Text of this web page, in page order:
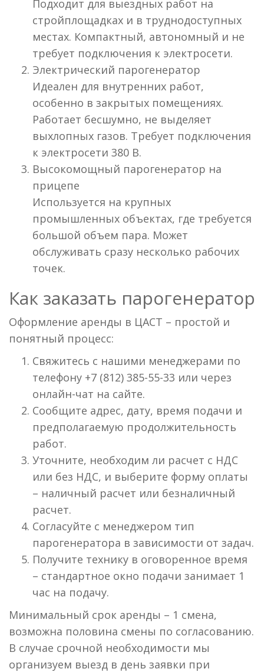
Подходит для выездных работ на
стройплощадках и в труднодоступных
местах. Компактный, автономный и не
требует подключения к электросети.
Электрический парогенератор
Идеален для внутренних работ,
особенно в закрытых помещениях.
Работает бесшумно, не выделяет
выхлопных газов. Требует подключения
к электросети 380 В.
Высокомощный парогенератор на
прицепе
Используется на крупных
промышленных объектах, где требуется
большой объем пара. Может
обслуживать сразу несколько рабочих
точек.
Как заказать парогенератор
Оформление аренды в ЦАСТ – простой и
понятный процесс:
Свяжитесь с нашими менеджерами по
телефону +7 (812) 385-55-33 или через
онлайн-чат на сайте.
Сообщите адрес, дату, время подачи и
предполагаемую продолжительность
работ.
Уточните, необходим ли расчет с НДС
или без НДС, и выберите форму оплаты
– наличный расчет или безналичный
расчет.
Согласуйте с менеджером тип
парогенератора в зависимости от задач.
Получите технику в оговоренное время
– стандартное окно подачи занимает 1
час на подачу.
Минимальный срок аренды – 1 смена,
возможна половина смены по согласованию.
В случае срочной необходимости мы
организуем выезд в день заявки при